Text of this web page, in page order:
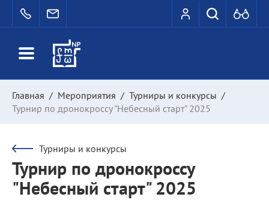
Главная / Мероприятия / Турниры и конкурсы /
Турнир по дронокроссу "Небесный старт" 2025
Турниры и конкурсы
Турнир по дронокроссу
"Небесный старт" 2025